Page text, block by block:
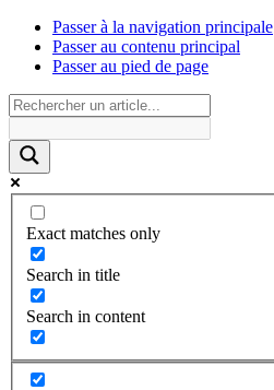
Passer à la navigation principale
Passer au contenu principal
Passer au pied de page
Exact matches only
Search in title
Search in content